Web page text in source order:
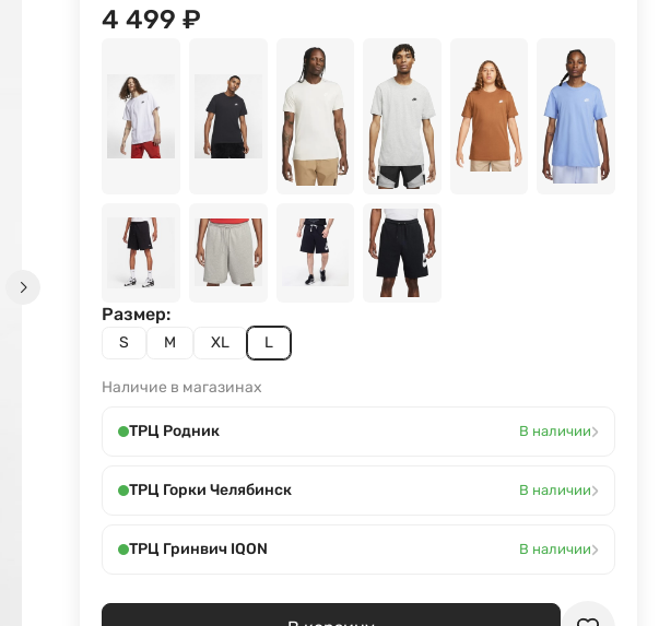
4 499₽
S M XL L
Размер:
Наличие в магазинах
ТРЦ Родник В наличии›
ТРЦ Горки Челябинск В наличии›
ТРЦ Гринвич IQON В наличии›